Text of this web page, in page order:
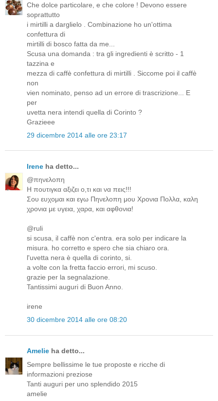
Che dolce particolare, e che colore ! Devono essere
soprattutto
i mirtilli a darglielo . Combinazione ho un'ottima
confettura di
mirtilli di bosco fatta da me...
Scusa una domanda : tra gli ingredienti è scritto - 1
tazzina e
mezza di caffè confettura di mirtilli . Siccome poi il caffè
non
vien nominato, penso ad un errore di trascrizione... E
per
uvetta nera intendi quella di Corinto ?
Grazieee
29 dicembre 2014 alle ore 23:17
Irene ha detto...
@πηνελοπη
Η πουτιγκα αξιζει ο,τι και να πεις!!!
Σου ευχομαι και εγω Πηνελοπη μου Χρονια Πολλα, καλη
χρονια με υγεια, χαρα, και αφθονια!
@ruli
si scusa, il caffè non c'entra. era solo per indicare la
misura. ho corretto e spero che sia chiaro ora.
l'uvetta nera è quella di corinto, si.
a volte con la fretta faccio errori, mi scuso.
grazie per la segnalazione.
Tantissimi auguri di Buon Anno.
irene
30 dicembre 2014 alle ore 08:20
Amelie ha detto...
Sempre bellissime le tue proposte e ricche di
informazioni preziose
Tanti auguri per uno splendido 2015
amelie